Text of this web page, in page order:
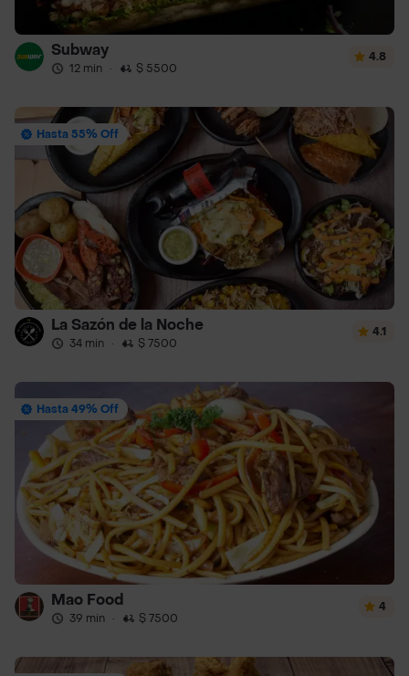
Subway
12 min · $ 5500
4.8
Hasta 55% Off
La Sazón de la Noche
34 min · $ 7500
4.1
Hasta 49% Off
Mao Food
39 min · $ 7500
4